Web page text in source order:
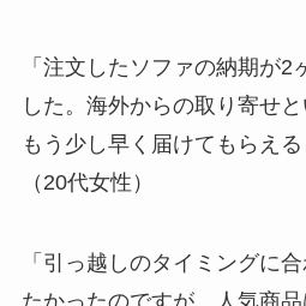
「注文したソファの納期が2
した。海外からの取り寄せと
もう少し早く届けてもらえる
（20代女性）
「引っ越しのタイミングに